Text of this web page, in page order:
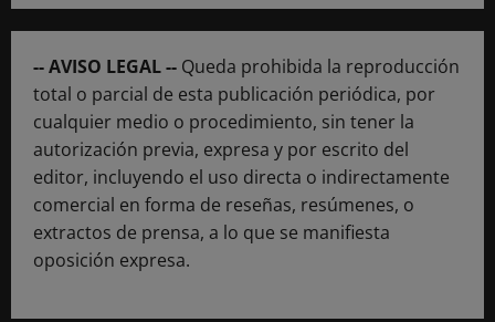
-- AVISO LEGAL -- Queda prohibida la reproducción
total o parcial de esta publicación periódica, por
cualquier medio o procedimiento, sin tener la
autorización previa, expresa y por escrito del
editor, incluyendo el uso directa o indirectamente
comercial en forma de reseñas, resúmenes, o
extractos de prensa, a lo que se manifiesta
oposición expresa.